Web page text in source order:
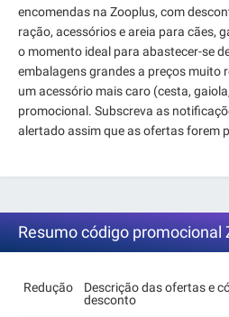
encomendas na Zooplus, com
ração, acessórios e areia para cães,
o momento ideal para abastecer-se
embalagens grandes a preços muito
um acessório mais caro (cesta,
promocional. Subscreva as
alertado assim que as ofertas forem
Resumo código promocional
Redução
Descrição das ofertas e
desconto